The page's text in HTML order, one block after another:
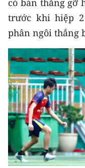
Media Kinh tế
Media Văn hóa
Media Xã hội
Media Pháp luật
Media Du lịch
Media Thế giới
Media Thể thao
Media Giáo dục
trước khi hiệp
phân ngôi thắng